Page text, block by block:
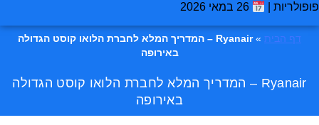
פופולריות |
26 במאי 2026
דף הבית »
Ryanair – המדריך המלא לחברת הלואו קוסט הגדולה
באירופה
Ryanair – המדריך המלא לחברת הלואו קוסט הגדולה
באירופה